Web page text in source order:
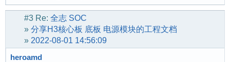
#3 Re: 全志 SOC
» 分享H3核心板 底板 电源模块的工程文档
» 2022-08-01 14:56:09
heroamd